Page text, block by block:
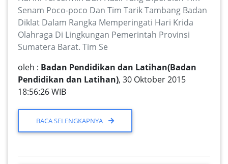
Senam Poco-poco Dan Tim Tarik Tambang Badan
Diklat Dalam Rangka Memperingati Hari Krida
Olahraga Di Lingkungan Pemerintah Provinsi
Sumatera Barat. Tim Se
oleh : Badan Pendidikan dan Latihan(Badan
Pendidikan dan Latihan), 30 Oktober 2015
18:56:26 WIB
BACA SELENGKAPNYA